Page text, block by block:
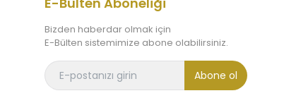
Bizden haberdar olmak için
E-Bülten sistemimize abone olabilirsiniz.
Abone ol